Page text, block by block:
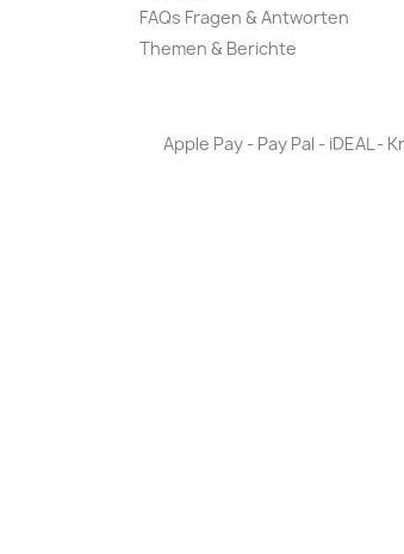
FAQs Fragen & Antworten
Themen & Berichte
Apple Pay - Pay Pal - iDEAL